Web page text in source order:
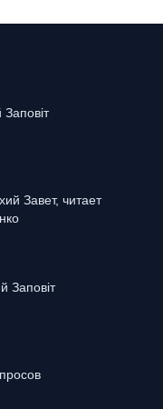
Заповіт
Завет, читает
Заповіт